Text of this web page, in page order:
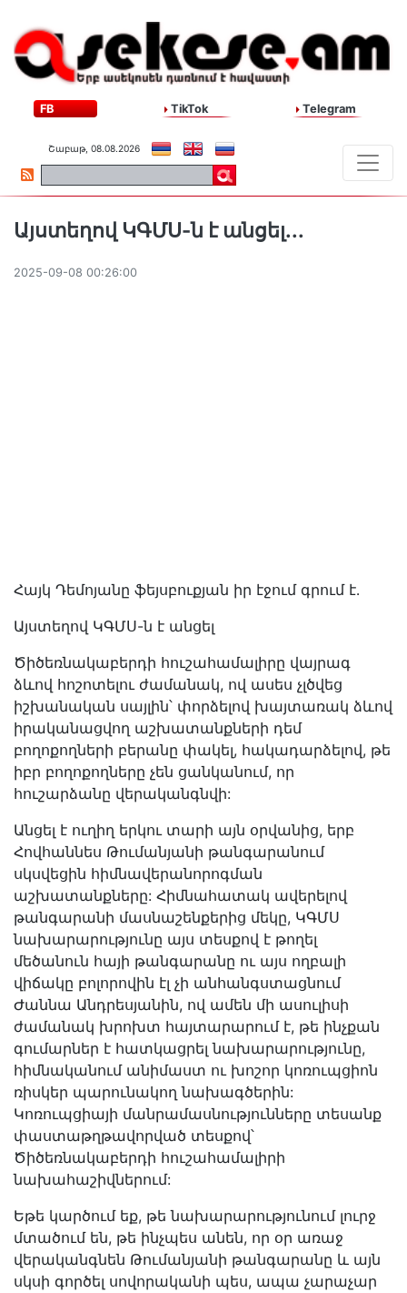
FB TikTok Telegram
Շաբաթ, 08.08.2026
Այստեղով ԿԳՄՍ-ն է անցել․․․
2025-09-08 00:26:00
Հայկ Դեմոյանը ֆեյսբուքյան իր էջում գրում է․
Այստեղով ԿԳՄՍ-ն է անցել
Ծիծեռնակաբերդի հուշահամալիրը վայրագ
ձևով հոշոտելու ժամանակ, ով ասես չլծվեց
իշխանական սայլին՝ փորձելով խայտառակ ձևով
իրականացվող աշխատանքների դեմ
բողոքողների բերանը փակել, հակադարձելով, թե
իբր բողոքողները չեն ցանկանում, որ
հուշարձանը վերականգնվի:
Անցել է ուղիղ երկու տարի այն օրվանից, երբ
Հովհաննես Թումանյանի թանգարանում
սկսվեցին հիմնավերանորոգման
աշխատանքները: Հիմնահատակ ավերելով
թանգարանի մասնաշենքերից մեկը, ԿԳՄՍ
նախարարությունը այս տեսքով է թողել
մեծանուն հայի թանգարանը ու այս ողբալի
վիճակը բոլորովին էլ չի անհանգստացնում
Ժաննա Անդրեսյանին, ով ամեն մի ասուլիսի
ժամանակ խրոխտ հայտարարում է, թե ինչքան
գումարներ է հատկացրել նախարարությունը,
հիմնականում անիմաստ ու խոշոր կոռուպցիոն
ռիսկեր պարունակող նախագծերին:
Կոռուպցիայի մանրամասնությունները տեսանք
փաստաթղթավորված տեսքով՝
Ծիծեռնակաբերդի հուշահամալիրի
նախահաշիվներում:
Եթե կարծում եք, թե նախարարությունում լուրջ
մտածում են, թե ինչպես անեն, որ օր առաջ
վերականգնեն Թումանյանի թանգարանը և այն
սկսի գործել սովորականի պես, ապա չարաչար